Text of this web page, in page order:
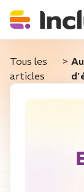
Tous les
articles
>